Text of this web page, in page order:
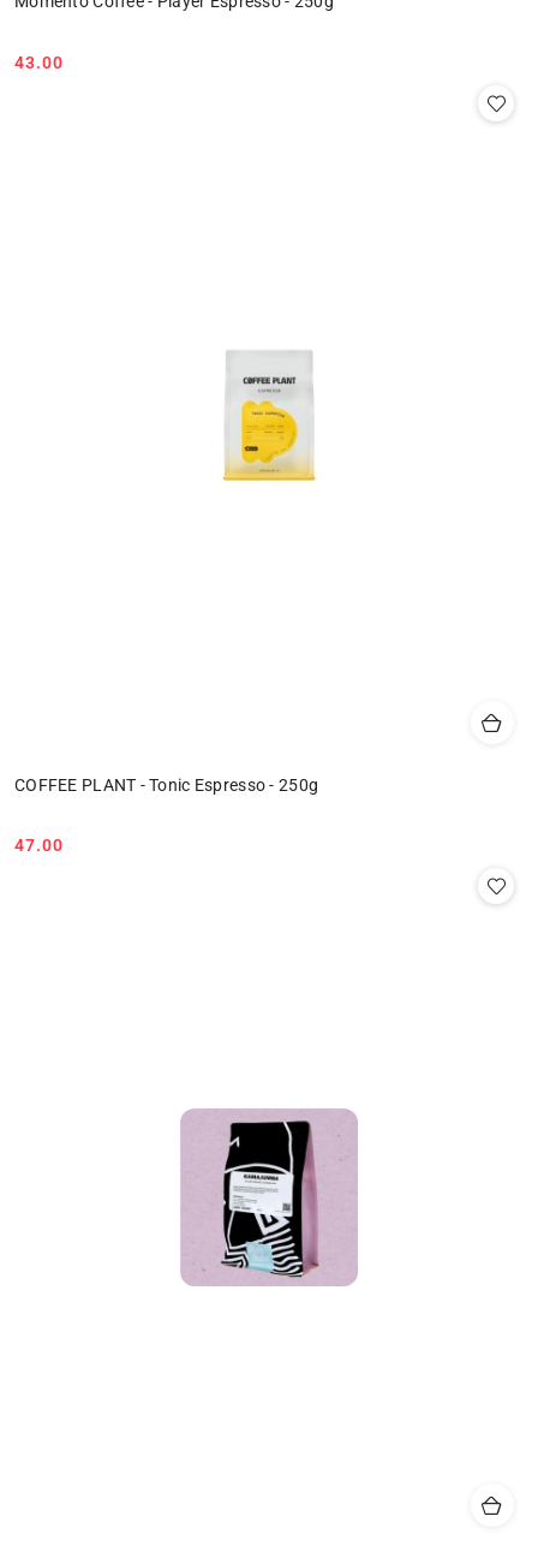
Cena:
43.00
COFFEE PLANT - Tonic Espresso - 250g
Cena:
47.00